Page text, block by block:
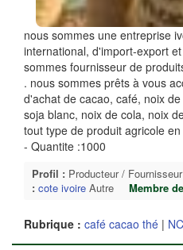
nous sommes une entreprise
international, d'import-export
sommes fournisseur de
. nous sommes prêts à vous
d'achat de cacao, café, noix
soja blanc, noix de cola, noix
tout type de produit agricole
- Quantite :1000
Profil : Producteur /
: cote ivoire Autre Membre
Rubrique : café cacao thé |